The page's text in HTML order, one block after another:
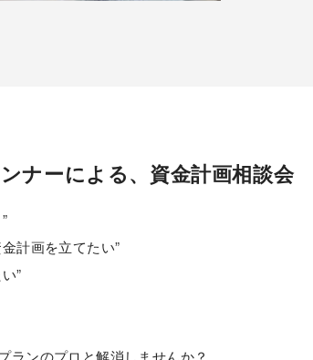
ナーによる、資金計画相談会
計画を立てたい”
”
ランのプロと解消しませんか？